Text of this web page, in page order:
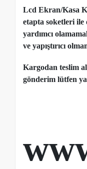
Lcd Ekran/Kasa
etapta soketleri ile
yardımcı
ve yapıştırıcı
Kargodan teslim
gönderim lütfen